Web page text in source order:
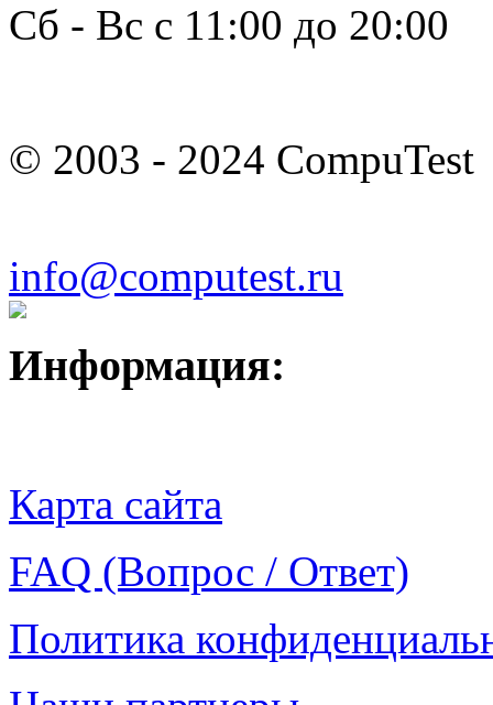
Сб - Вс с 11:00 до 20:00
© 2003 - 2024 CompuTest
info@computest.ru
Информация:
Карта сайта
FAQ (Вопрос / Ответ)
Политика